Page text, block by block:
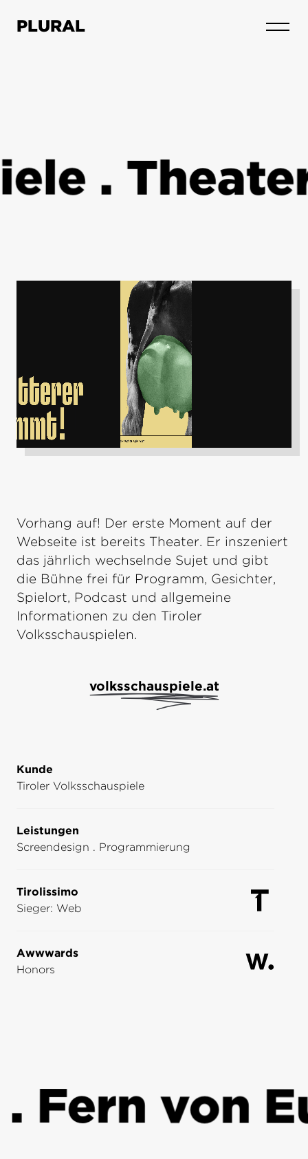
PLURAL
. Theater
Vorhang auf! Der erste Moment auf der
Webseite ist bereits Theater. Er inszeniert
das jährlich wech­selnde Sujet und gibt
die Bühne frei für Programm, Gesichter,
Spielort, Podcast und allgemeine
Informationen zu den Tiroler
Volksschauspielen.
volksschauspiele.at
Kunde
Tiroler Volksschauspiele
Leistungen
Screendesign . Programmierung
Tirolissimo
Sieger: Web
Awwwards
Honors
von